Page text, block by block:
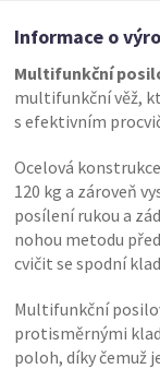
Informace o
Multifunkční
multifunkční věž,
s efektivním
Ocelová
120 kg a zároveň
posílení rukou a
nohou metodu
cvičit se spodní
Multifunkční
protisměrnými
poloh, díky čemuž